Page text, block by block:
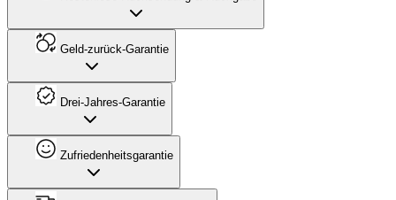
Geld-zurück-Garantie
Drei-Jahres-Garantie
Zufriedenheitsgarantie